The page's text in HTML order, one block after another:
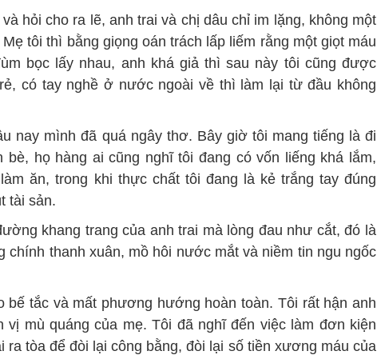
hỏi cho ra lẽ, anh trai và chị dâu chỉ im lặng, không một
tôi thì bằng giọng oán trách lấp liếm rằng một giọt máu
bọc lấy nhau, anh khá giả thì sau này tôi cũng được
có tay nghề ở nước ngoài về thì làm lại từ đầu không
nay mình đã quá ngây thơ. Bây giờ tôi mang tiếng là đi
bè, họ hàng ai cũng nghĩ tôi đang có vốn liếng khá lắm,
ăn, trong khi thực chất tôi đang là kẻ trắng tay đúng
tài sản.
khang trang của anh trai mà lòng đau như cắt, đó là
chính thanh xuân, mồ hôi nước mắt và niềm tin ngu ngốc
bế tắc và mất phương hướng hoàn toàn. Tôi rất hận anh
vị mù quáng của mẹ. Tôi đã nghĩ đến việc làm đơn kiện
ra tòa để đòi lại công bằng, đòi lại số tiền xương máu của